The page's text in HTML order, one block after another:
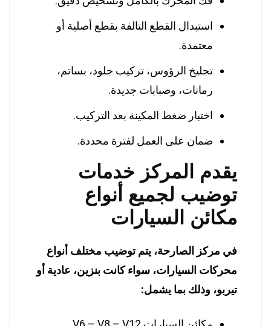
استبدال القطع التالفة بقطع أصلية أو
معتمدة.
تجليخ الرؤوس، تركيب جلود، بساتم،
رمانات، وصبابات جديدة.
اختبار ضغط المكينة بعد التركيب.
ضمان على العمل لفترة محددة.
يقدم المركز خدمات
توضيب لجميع أنواع
مكائن السيارات
في مركز الصارحة، يتم توضيب مختلف أنواع
محركات السيارات، سواء كانت بنزين، عادية أو
تيربو، وذلك بما يشمل: